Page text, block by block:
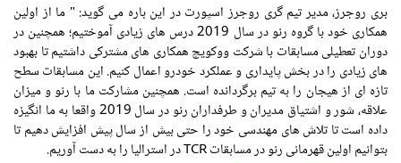
بری روجرز، مدیر تیم گری روجرز اسپورت در این باره می گوید: " ما از اولین
همکاری خود با گروه رنو در سال 2019 درس های زیادی آموختیم؛ همچنین در
دوران تعطیلی مسابقات با شرکت ووکویچ همکاری های مشترکی داشتیم تا بهبود
های زیادی را در بخش پایداری و عملکرد خودرو اعمال کنیم. این مسابقات سطح
تازه ای از هیجان را به تیم برگردانده است. همچنین مشارکت ما با رنو و میزان
علاقه، شور و اشتیاق مدیران و طرفداران رنو در سال 2019 واقعا به ما انگیزه
داده است تا تلاش های مهندسی خود را حتی بیش از سال پیش افزایش دهیم تا
بتوانیم اولین قهرمانی رنو در مسابقات TCR در استرالیا را به دست آوریم.